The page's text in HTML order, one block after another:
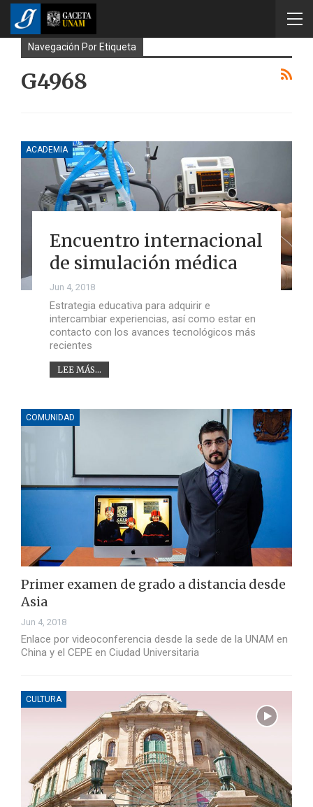
Navegación Por Etiqueta
G4968
ACADEMIA
Encuentro internacional
de simulación médica
Jun 4, 2018
Estrategia educativa para adquirir e
intercambiar experiencias, así como estar en
contacto con los avances tecnológicos más
recientes
LEE MÁS...
COMUNIDAD
Primer examen de grado a distancia desde
Asia
Jun 4, 2018
Enlace por videoconferencia desde la sede de la UNAM en
China y el CEPE en Ciudad Universitaria
CULTURA